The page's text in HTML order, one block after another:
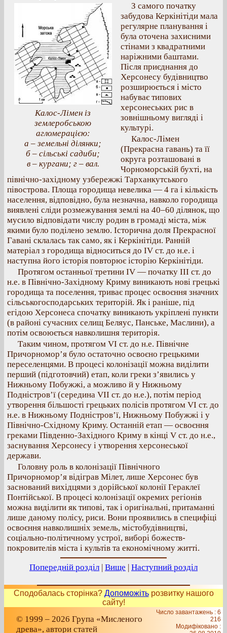
Калос-Лімен із
землеробською
агломерацією:
а – земельні ділянки;
б – сільські садиби;
в – кургани; г – вал.
З самого початку
забудова Керкінітіди мала
регулярне планування і
була оточена захисними
стінами з квадратними
наріжними баштами.
Після приєднання до
Херсонесу будівництво
розширюється і місто
набуває типових
херсонеських рис в
зовнішньому вигляді і
культурі.
Калос-Лімен
(Прекрасна гавань) та її
округа розташовані в
Чорноморській бухті, на
північно-західному узбережжі Тарханкутського
півострова. Площа городища невелика — 4 га і кількість
населення, відповідно, була незначна, навколо городища
виявлені сліди розмежування землі на 40–60 ділянок, що
мусило відповідати числу родин в громаді міста, між
якими було поділено землю. Історична доля Прекрасної
Гавані склалась так само, як і Керкінітіди. Ранній
матеріал з городища відноситься до IV ст. до н.е. і
наступна його історія повторює історію Керкінітіди.
Протягом останньої третини IV — початку ІІІ ст. до
н.е. в Північно-Західному Криму виникають нові грецькі
городища та поселення, триває процес освоєння значних
сільськогосподарських територій. Як і раніше, під
егідою Херсонеса спочатку виникають укріплені пункти
(в районі сучасних селищ Беляус, Панське, Маслини), а
потім освоюється навколишня територія.
Таким чином, протягом VI ст. до н.е. Північне
Причорномор’я було остаточно освоєно грецькими
переселенцями. В процесі колонізації можна виділити
перший (підготовчий) етап, коли греки з’явились у
Нижньому Побужжі, а можливо й у Нижньому
Подністров’ї (середина VІІ ст. до н.е.), потім період
утворення більшості грецьких полісів протягом VI ст. до
н.е. в Нижньому Подністров’ї, Нижньому Побужжі і у
Північно-Східному Криму. Останній етап — освоєння
греками Південно-Західного Криму в кінці V ст. до н.е.,
заснування Херсонесу і утворення херсонеської
держави.
Головну роль в колонізації Північного
Причорномор’я відіграв Мілет, лише Херсонес був
заснований вихідцями з дорійської колонії Гераклеї
Понтійської. В процесі колонізації окремих регіонів
можна виділити як типові, так і оригінальні, притаманні
лише даному полісу, риси. Вони проявились в специфіці
освоєння навколишніх земель, містобудівництві,
соціально-політичному устрої, виборі божеств-
покровителів міста і культів та економічному житті.
Попередній розділ | Вище | Наступний розділ
Сподобалась сторінка? Допоможітьрозвитку нашого
сайту!
© 1999 – 2026 Група «Мисленого
древа», автори статей
Число завантажень : 6
216
Модифіковано :